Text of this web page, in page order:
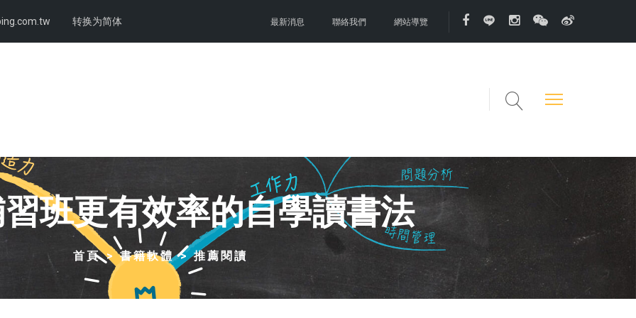
转换为简体 最新消息 聯絡我們 網站導覽
班更有效率的自學讀書法
首頁 書籍軟體 推薦閱讀